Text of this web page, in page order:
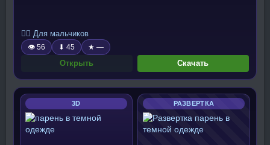
🧍‍♂️ Для мальчиков
👁 56 ⬇ 45 ★ —
Открыть Скачать
3D РАЗВЕРТКА